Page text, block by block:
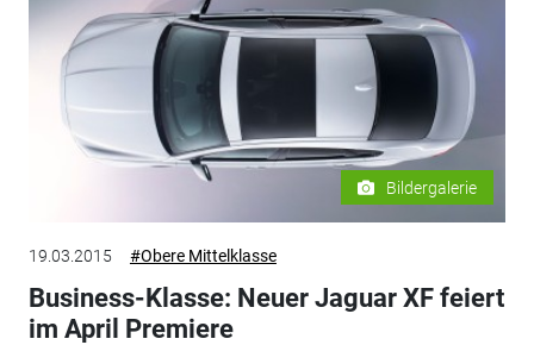
Bildergalerie
19.03.2015 #Obere Mittelklasse
Business-Klasse: Neuer Jaguar XF feiert
im April Premiere